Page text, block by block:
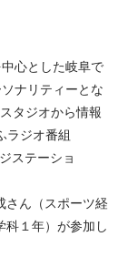
心とした岐阜で
ナリティーとな
タジオから情報
ラジオ番組
ステーショ
さん（スポーツ経
科１年）が参加し